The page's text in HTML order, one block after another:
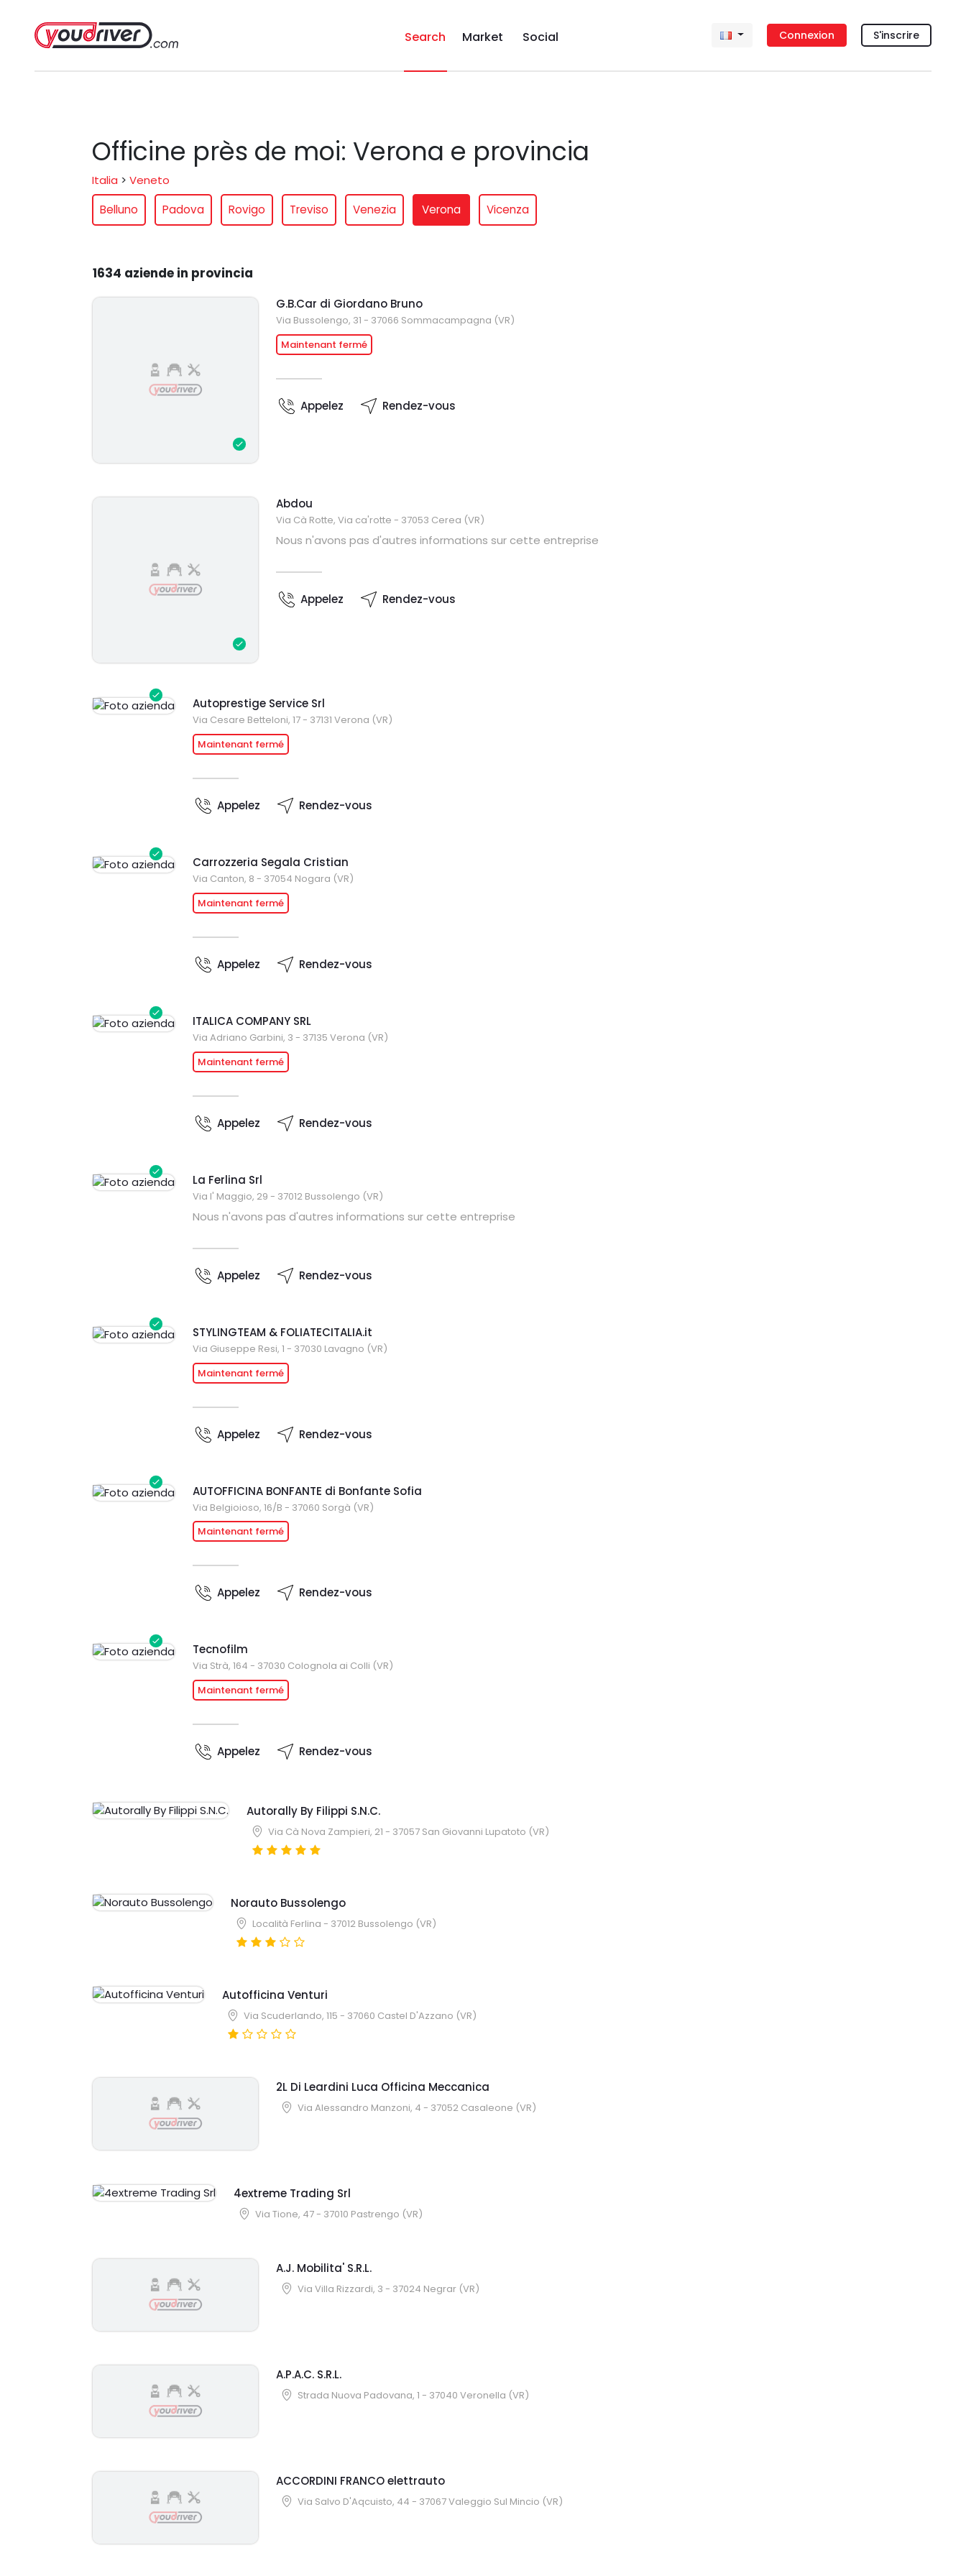
Search Market Social Connexion S'inscrire
Officine près de moi: Verona e provincia
Italia > Veneto
Belluno
Padova Rovigo Treviso Venezia Verona Vicenza
1634 aziende in provincia
G.B.Car di Giordano Bruno
Via Bussolengo, 31 - 37066 Sommacampagna (VR)
Maintenant fermé
Appelez Rendez-vous
Abdou
Via Cà Rotte, Via ca'rotte - 37053 Cerea (VR)
Nous n'avons pas d'autres informations sur cette entreprise
Appelez Rendez-vous
Autoprestige Service Srl
Via Cesare Betteloni, 17 - 37131 Verona (VR)
Maintenant fermé
Appelez Rendez-vous
Carrozzeria Segala Cristian
Via Canton, 8 - 37054 Nogara (VR)
Maintenant fermé
Appelez Rendez-vous
ITALICA COMPANY SRL
Via Adriano Garbini, 3 - 37135 Verona (VR)
Maintenant fermé
Appelez Rendez-vous
La Ferlina Srl
Via I' Maggio, 29 - 37012 Bussolengo (VR)
Nous n'avons pas d'autres informations sur cette entreprise
Appelez Rendez-vous
STYLINGTEAM & FOLIATECITALIA.it
Via Giuseppe Resi, 1 - 37030 Lavagno (VR)
Maintenant fermé
Appelez Rendez-vous
AUTOFFICINA BONFANTE di Bonfante Sofia
Via Belgioioso, 16/B - 37060 Sorgà (VR)
Maintenant fermé
Appelez Rendez-vous
Tecnofilm
Via Strà, 164 - 37030 Colognola ai Colli (VR)
Maintenant fermé
Appelez Rendez-vous
Autorally By Filippi S.N.C.
Via Cà Nova Zampieri, 21 - 37057 San Giovanni Lupatoto (VR)
Norauto Bussolengo
Località Ferlina - 37012 Bussolengo (VR)
Autofficina Venturi
Via Scuderlando, 115 - 37060 Castel D'Azzano (VR)
2L Di Leardini Luca Officina Meccanica
Via Alessandro Manzoni, 4 - 37052 Casaleone (VR)
4extreme Trading Srl
Via Tione, 47 - 37010 Pastrengo (VR)
A.J. Mobilita' S.R.L.
Via Villa Rizzardi, 3 - 37024 Negrar (VR)
A.P.A.C. S.R.L.
Strada Nuova Padovana, 1 - 37040 Veronella (VR)
ACCORDINI FRANCO elettrauto
Via Salvo D'Aqcuisto, 44 - 37067 Valeggio Sul Mincio (VR)